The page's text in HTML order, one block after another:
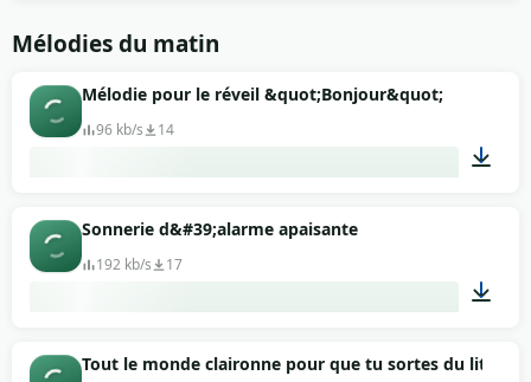
Mélodies du matin
Mélodie pour le réveil &quot;Bonjour&quot;
96 kb/s 14
Sonnerie d&#39;alarme apaisante
192 kb/s 17
00:10
Tout le monde claironne pour que tu sortes du lit